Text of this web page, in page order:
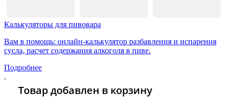
Калькуляторы для пивовара
Вам в помощь: онлайн-калькулятор разбавления и испарения
сусла, расчет содержания алкоголя в пиве.
Подробнее
.
Товар добавлен в корзину